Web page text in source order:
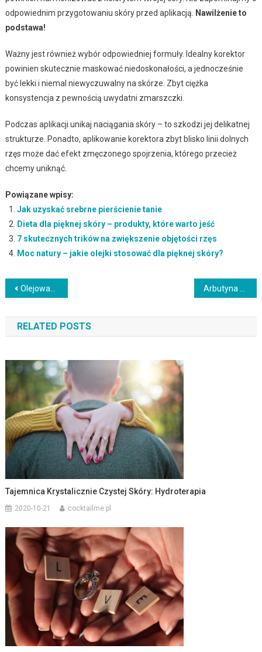
odpowiednim przygotowaniu skóry przed aplikacją.
Nawilżenie to
podstawa!
Ważny jest również wybór odpowiedniej formuły. Idealny korektor
powinien skutecznie maskować niedoskonałości, a jednocześnie
być lekki i niemal niewyczuwalny na skórze. Zbyt ciężka
konsystencja z pewnością uwydatni zmarszczki.
Podczas aplikacji unikaj naciągania skóry – to szkodzi jej delikatnej
strukturze. Ponadto, aplikowanie korektora zbyt blisko linii dolnych
rzęs może dać efekt zmęczonego spojrzenia, którego przecież
chcemy uniknąć.
Powiązane wpisy:
Jak uzyskać srebrne pierścienie tanie
Dieta dla pięknej skóry – produkty, które warto jeść
7 skutecznych trików na zwiększenie objętości rzęs
Moc natury – jakie olejki stosować dla pięknej skóry?
Nawigacja
wpisu
Olejowanie włosów – zalety, techniki i dbanie o kondycję
RELATED POSTS
Tajemnica Krystalicznie Czystej Skóry: Hydroterapia
2020-10-21 cocktailme.pl